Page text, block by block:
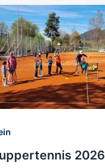
2026